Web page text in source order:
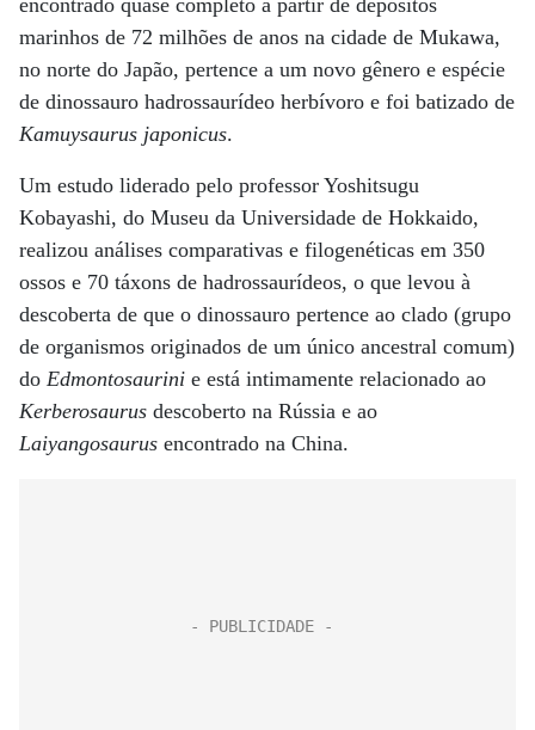
encontrado quase completo a partir de depósitos
marinhos de 72 milhões de anos na cidade de Mukawa,
no norte do Japão, pertence a um novo gênero e espécie
de dinossauro hadrossaurídeo herbívoro e foi batizado de
Kamuysaurus japonicus.
Um estudo liderado pelo professor Yoshitsugu
Kobayashi, do Museu da Universidade de Hokkaido,
realizou análises comparativas e filogenéticas em 350
ossos e 70 táxons de hadrossaurídeos, o que levou à
descoberta de que o dinossauro pertence ao clado (grupo
de organismos originados de um único ancestral comum)
do Edmontosaurini e está intimamente relacionado ao
Kerberosaurus descoberto na Rússia e ao
Laiyangosaurus encontrado na China.